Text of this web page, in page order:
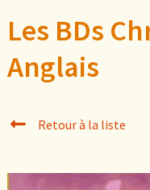
Les BDs
Anglais
Retour à la liste